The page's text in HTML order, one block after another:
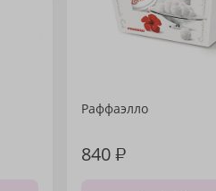
Раффаэлло
840₽